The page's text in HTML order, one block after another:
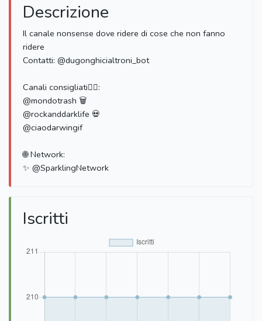
Descrizione
Il canale nonsense dove ridere di cose che non fanno
ridere
Contatti: @dugonghicialtroni_bot
Canali consigliati👇🏼:
@mondotrash 🗑
@rockanddarklife 💀
@ciaodarwingif
🌐 Network:
✨ @SparklingNetwork
Iscritti